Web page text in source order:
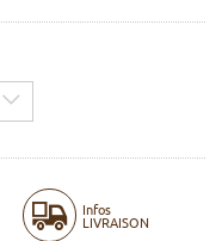
Infos
LIVRAISON